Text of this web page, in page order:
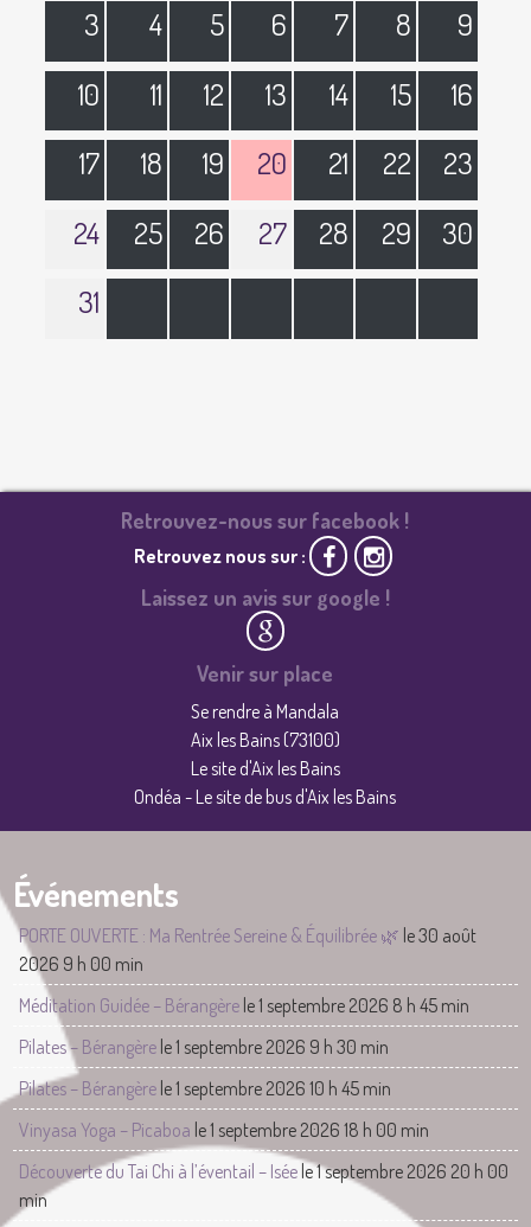
3
4 5 6 7 8
9
10
11 12 13 14 15
16
17
18 19 20 21 22
23
24
25 26 27 28 29
30
31
Retrouvez-nous sur facebook !
Retrouvez nous sur :
Laissez un avis sur google !
Venir sur place
Se rendre à Mandala
Aix les Bains (73100)
Le site d'Aix les Bains
Ondéa - Le site de bus d'Aix les Bains
Événements
PORTE OUVERTE : Ma Rentrée Sereine & Équilibrée 🌿 le 30 août
2026 9 h 00 min
Méditation Guidée – Bérangère le 1 septembre 2026 8 h 45 min
Pilates – Bérangère le 1 septembre 2026 9 h 30 min
Pilates – Bérangère le 1 septembre 2026 10 h 45 min
Vinyasa Yoga – Picaboa le 1 septembre 2026 18 h 00 min
Découverte du Tai Chi à l’éventail – Isée le 1 septembre 2026 20 h 00
min